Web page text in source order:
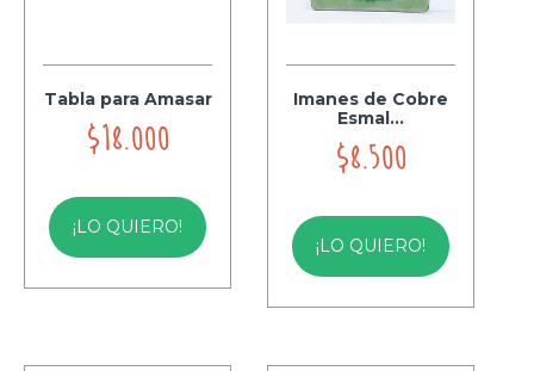
Tabla para Amasar
$18.000
¡LO QUIERO!
Imanes de Cobre
Esmal...
$8.500
¡LO QUIERO!